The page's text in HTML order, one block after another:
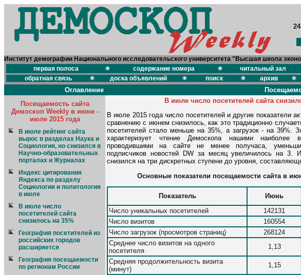
Институт демографии Национального исследовательского университета "Высшая школа
первая полоса
содержание номера читальный зал
обратная связь
доска объявлений поиск архив
Оглавление
Посещаемость сайта
Демоскоп Weekly в июне -
июле 2015 года
В июле рейтинг сайта
вырос в разделах Наука и
Социология, но снизился в
Научно-образовательных
порталах и Журналах
Индекс цитирования
Яндекса по разделу
Социология и политология
в июле
В июле число
посетителей сайта
снизилось на 35%
География посетителей из
российских городов
расширяется
География посещаемости
по регионам России
В июле число посетителей сайта
В июле 2015 года число посетителей и другие показатели
сравнению с июнем снизилось, как это традиционно
посетителей стало меньше на 35%, а загрузок - на 39%.
характеризует чтение Демоскопа нашими наиболее
проводившими на сайте не менее получаса,
подписчиков новостей DW за месяц увеличилось на 3.
снизился на три дискретных ступени до уровня,
Основные показатели посещаемости сайта в
Показатель Июнь
Число уникальных посетителей
142131
Число визитов
160554
Число загрузок (просмотров страниц)
268124
Среднее число визитов на одного
посетителя
1,13
Средняя продолжительность визита
(минут)
1,15